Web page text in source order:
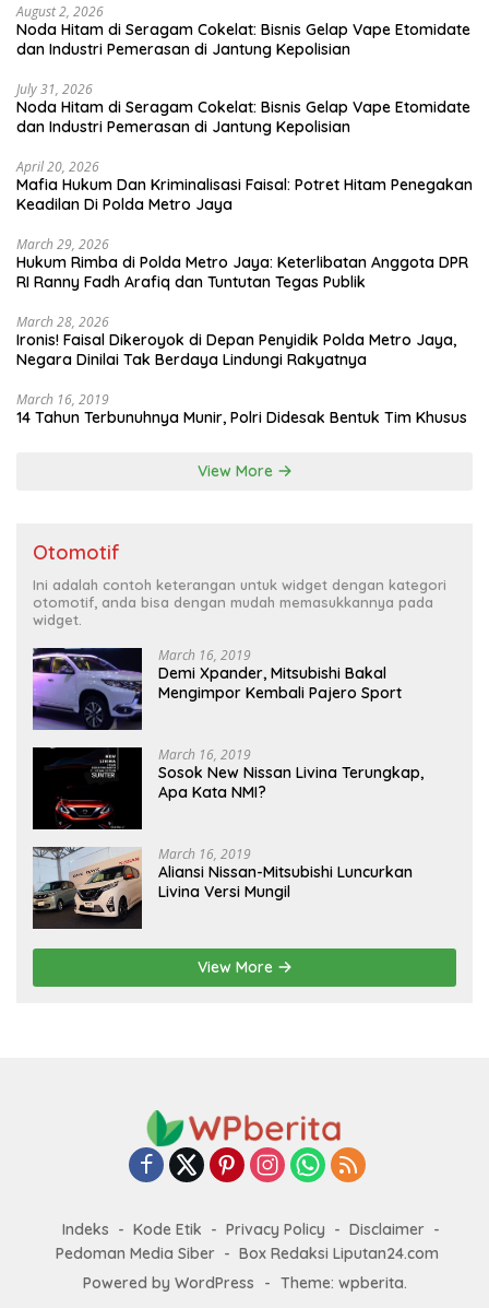
August 2, 2026
Noda Hitam di Seragam Cokelat: Bisnis Gelap Vape Etomidate
dan Industri Pemerasan di Jantung Kepolisian
July 31, 2026
Noda Hitam di Seragam Cokelat: Bisnis Gelap Vape Etomidate
dan Industri Pemerasan di Jantung Kepolisian
April 20, 2026
Mafia Hukum Dan Kriminalisasi Faisal: Potret Hitam Penegakan
Keadilan Di Polda Metro Jaya
March 29, 2026
Hukum Rimba di Polda Metro Jaya: Keterlibatan Anggota DPR
RI Ranny Fadh Arafiq dan Tuntutan Tegas Publik
March 28, 2026
Ironis! Faisal Dikeroyok di Depan Penyidik Polda Metro Jaya,
Negara Dinilai Tak Berdaya Lindungi Rakyatnya
March 16, 2019
14 Tahun Terbunuhnya Munir, Polri Didesak Bentuk Tim Khusus
View More
Otomotif
Ini adalah contoh keterangan untuk widget dengan kategori
otomotif, anda bisa dengan mudah memasukkannya pada
widget.
March 16, 2019
Demi Xpander, Mitsubishi Bakal
Mengimpor Kembali Pajero Sport
March 16, 2019
Sosok New Nissan Livina Terungkap,
Apa Kata NMI?
March 16, 2019
Aliansi Nissan-Mitsubishi Luncurkan
Livina Versi Mungil
View More
Indeks Kode Etik Privacy Policy
Disclaimer
Pedoman Media Siber
Box Redaksi Liputan24.com
Powered by WordPress
- Theme: wpberita.